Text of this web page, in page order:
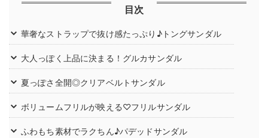
目次
華奢なストラップで抜け感たっぷり♪トングサンダル
大人っぽく上品に決まる！グルカサンダル
夏っぽさ全開◎クリアベルトサンダル
ボリュームフリルが映える♡フリルサンダル
ふわもち素材でラクちん♪パデッドサンダル